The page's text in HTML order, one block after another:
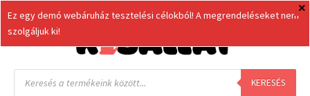
Products
search KERESÉS
Ez egy demó webáruház tesztelési célokból! A megrendeléseket nem
szolgáljuk ki!